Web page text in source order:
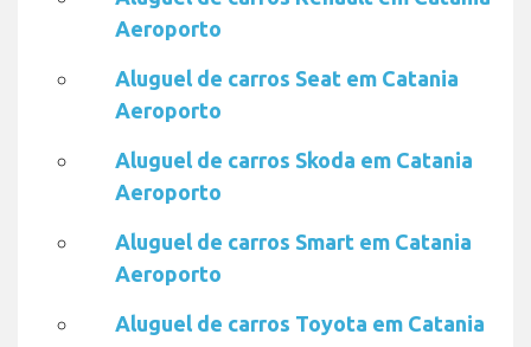
Aeroporto
Aluguel de carros Seat em Catania
Aeroporto
Aluguel de carros Skoda em Catania
Aeroporto
Aluguel de carros Smart em Catania
Aeroporto
Aluguel de carros Toyota em Catania